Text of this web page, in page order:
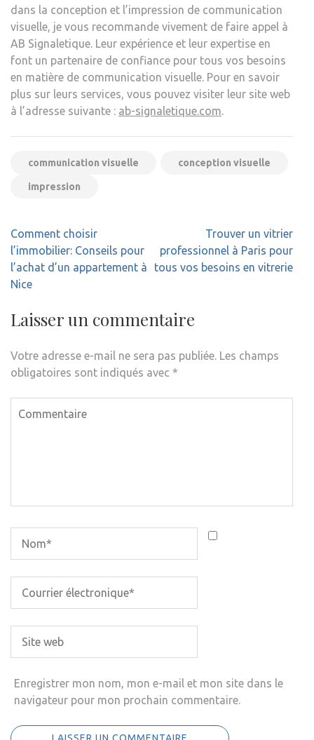
dans la conception et l’impression de communication
visuelle, je vous recommande vivement de faire appel à
AB Signaletique. Leur expérience et leur expertise en
font un partenaire de confiance pour tous vos besoins
en matière de communication visuelle. Pour en savoir
plus sur leurs services, vous pouvez visiter leur site web
à l’adresse suivante : ab-signaletique.com.
communication visuelle conception visuelle
impression
Navigation
de
l’article
Comment choisir
l’immobilier: Conseils pour
l’achat d’un appartement à
Nice
Trouver un vitrier
professionnel à Paris pour
tous vos besoins en vitrerie
Laisser un commentaire
Votre adresse e-mail ne sera pas publiée. Les champs
obligatoires sont indiqués avec *
Enregistrer mon nom, mon e-mail et mon site dans le
navigateur pour mon prochain commentaire.